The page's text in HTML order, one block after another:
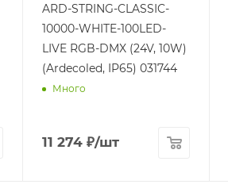
ARD-STRING-CLASSIC-
10000-WHITE-100LED-
LIVE RGB-DMX (24V, 10W)
(Ardecoled, IP65) 031744
Много
11 274 ₽/шт